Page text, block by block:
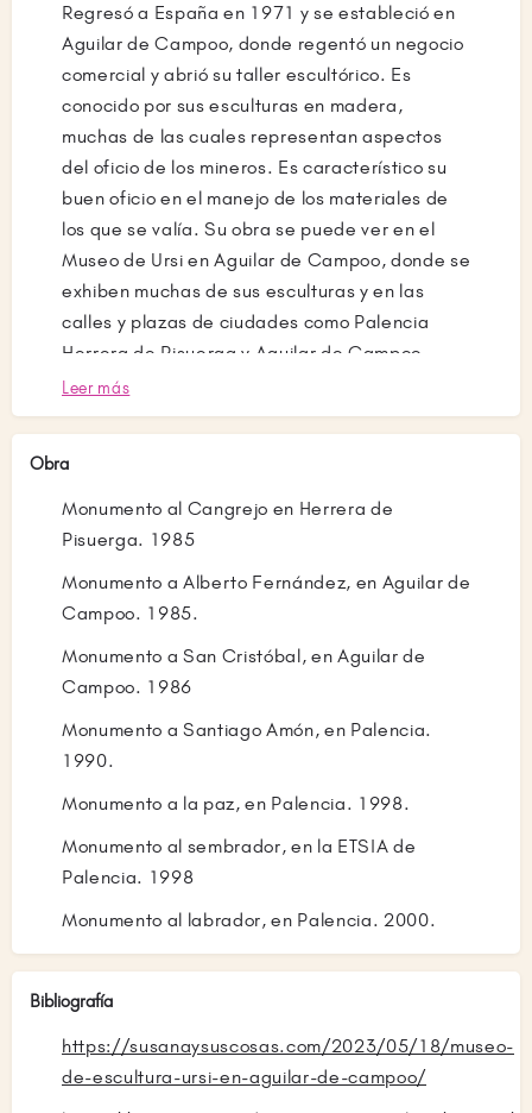
Regresó a España en 1971 y se estableció en
Aguilar de Campoo, donde regentó un negocio
comercial y abrió su taller escultórico. Es
conocido por sus esculturas en madera,
muchas de las cuales representan aspectos
del oficio de los mineros. Es característico su
buen oficio en el manejo de los materiales de
los que se valía. Su obra se puede ver en el
Museo de Ursi en Aguilar de Campoo, donde se
exhiben muchas de sus esculturas y en las
calles y plazas de ciudades como Palencia
Herrera de Pisuerga y Aguilar de Campoo
Leer más
Obra
Monumento al Cangrejo en Herrera de
Pisuerga. 1985
Monumento a Alberto Fernández, en Aguilar de
Campoo. 1985.
Monumento a San Cristóbal, en Aguilar de
Campoo. 1986
Monumento a Santiago Amón, en Palencia.
1990.
Monumento a la paz, en Palencia. 1998.
Monumento al sembrador, en la ETSIA de
Palencia. 1998
Monumento al labrador, en Palencia. 2000.
Bibliografía
https://susanaysuscosas.com/2023/05/18/museo-
de-escultura-ursi-en-aguilar-de-campoo/